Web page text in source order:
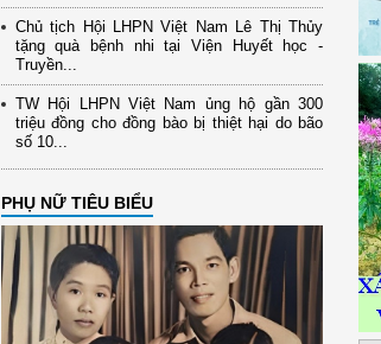
Chủ tịch Hội LHPN Việt Nam Lê Thị Thủy
tặng quà bệnh nhi tại Viện Huyết học -
Truyền...
TW Hội LHPN Việt Nam ủng hộ gần 300
triệu đồng cho đồng bào bị thiệt hại do bão
số 10...
PHỤ NỮ TIÊU BIỂU